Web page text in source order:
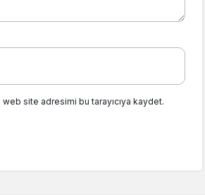
site adresimi bu tarayıcıya kaydet.